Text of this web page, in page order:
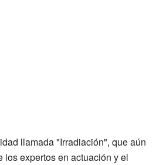
llamada "Irradiación", que aún
los expertos en actuación y el